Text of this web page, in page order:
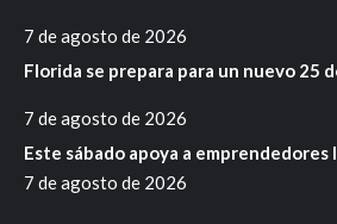
7 de agosto de 2026
Florida se prepara para un nuevo 25
7 de agosto de 2026
Este sábado apoya a emprendedores
7 de agosto de 2026